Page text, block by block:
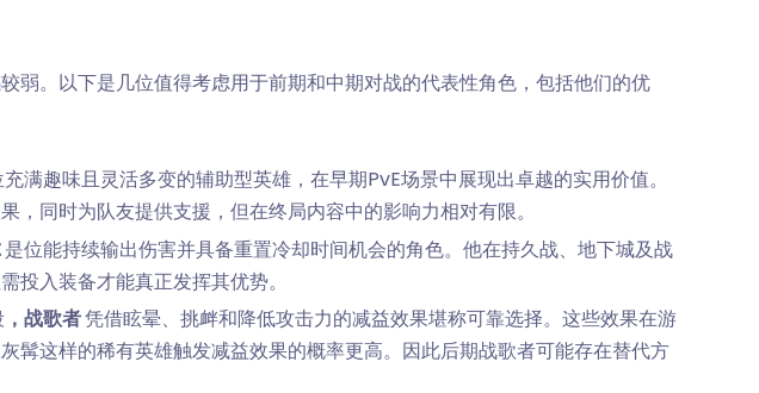
弱。以下是几位值得考虑用于前期和中期对战的代表性角色，包括他们的优
满趣味且灵活多变的辅助型英雄，在早期PvE场景中展现出卓越的实用价值。
，同时为队友提供支援，但在终局内容中的影响力相对有限。
是位能持续输出伤害并具备重置冷却时间机会的角色。他在持久战、地下城及战
投入装备才能真正发挥其优势。
，战歌者凭借眩晕、挑衅和降低攻击力的减益效果堪称可靠选择。这些效果在游
髯这样的稀有英雄触发减益效果的概率更高。因此后期战歌者可能存在替代方